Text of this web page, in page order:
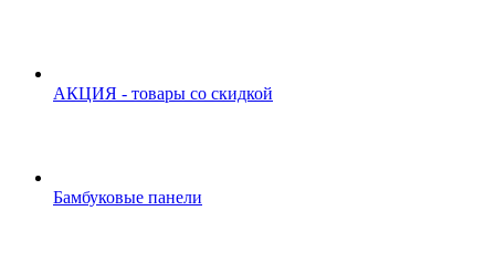
АКЦИЯ - товары со скидкой
Бамбуковые панели